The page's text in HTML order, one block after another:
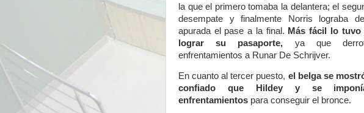
la que el primero tomaba la delantera; el
desempate y finalmente Norris lograba
apurada el pase a la final. Más fácil lo tuvo
lograr su pasaporte, ya que
enfrentamientos a Runar De Schrijver.
En cuanto al tercer puesto, el belga se
confiado que Hildey y se
enfrentamientos para conseguir el bronce.